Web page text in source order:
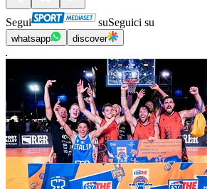
Segui suSeguici su
whatsapp discover